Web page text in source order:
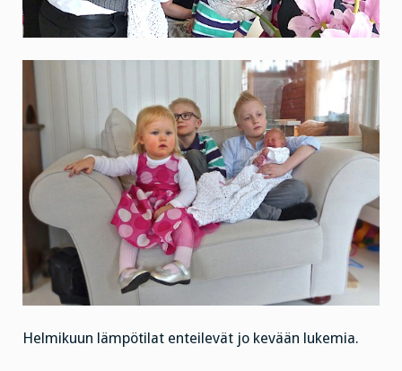
Helmikuun lämpötilat enteilevät jo kevään lukemia.